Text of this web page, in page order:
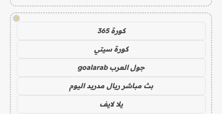
!
كورة 365
كورة سيتي
جول العرب goalarab
بث مباشر ريال مدريد اليوم
يلا لايف